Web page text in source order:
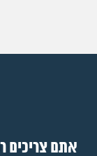
אתם צריכים